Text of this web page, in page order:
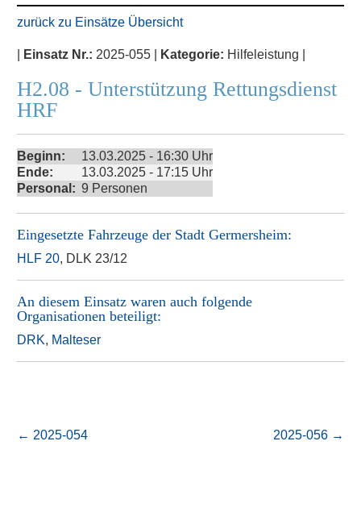
zurück zu Einsätze Übersicht
Einsatz Nr.: 2025-055 | Kategorie: Hilfeleistung |
H2.08 - Unterstützung Rettungsdienst
HRF
Beginn:
13.03.2025 - 16:30 Uhr
Ende:
13.03.2025 - 17:15 Uhr
Personal: 9 Personen
Eingesetzte Fahrzeuge der Stadt Germersheim:
HLF 20, DLK 23/12
An diesem Einsatz waren auch folgende
Organisationen beteiligt:
DRK, Malteser
← 2025-054 2025-056 →